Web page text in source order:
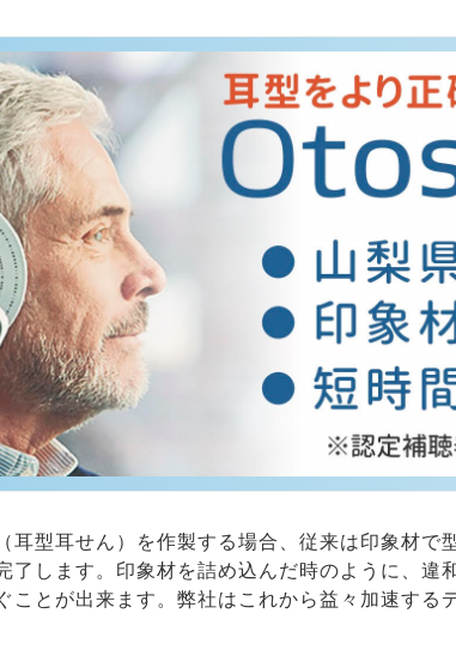
耳型耳せん）を作製する場合、従来は印象材で
了します。印象材を詰め込んだ時のように、違
ことが出来ます。弊社はこれから益々加速する